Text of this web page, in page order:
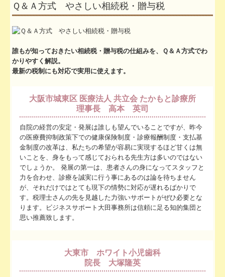
Ｑ＆Ａ方式 やさしい相続税・贈与税
誰もが知っておきたい相続税・贈与税の仕組みを、Ｑ＆Ａ方式でわ
かりやすく解説。
最新の税制にも対応で実用に使えます。
大阪市城東区 医療法人 共立会 たかもと診療所
理事長 高本 英司
自院の経営の安定・発展は誰しも望んでいることですが、昨今
の医療費抑制政策下での健康保険制度・診療報酬制度・支払基
金制度の改革は、私たちの希望が容易に実現するほど甘くは無
いことを、身をもって感じておられる先生方は多いのではない
でしょうか。 発展の第一は、患者さんの身になってスタッフと
力を合わせ、診療を誠実に行う事にあるのは論を待ちません
が、それだけではとても現下の情勢に対応が遅れるばかりで
す。税理士さんの先を見越した力強いサポートがぜひ必要とな
ります。ビジネスサポート大田事務所は信頼に足る知的集団と
思い推薦致します。
大東市 ホワイト小児歯科
院長 大塚隆英